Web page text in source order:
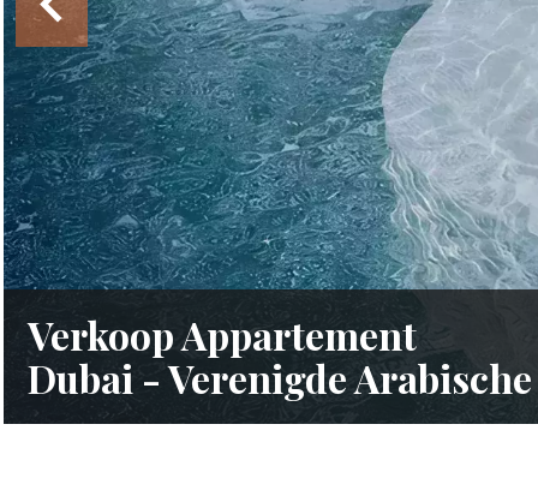
Verkoop Appartement
Dubai - Verenigde